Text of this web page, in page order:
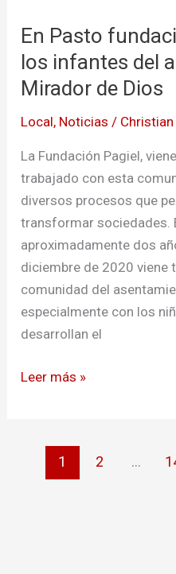
En Pasto
los infantes del
Mirador de Dios
Local, Noticias /
La Fundación Pagiel,
trabajado con esta
diversos procesos que
transformar sociedades.
aproximadamente dos
diciembre de 2020 viene
comunidad del
especialmente con los
desarrollan el
infantes
del
asentamiento
de
Leer más »
1 2 …